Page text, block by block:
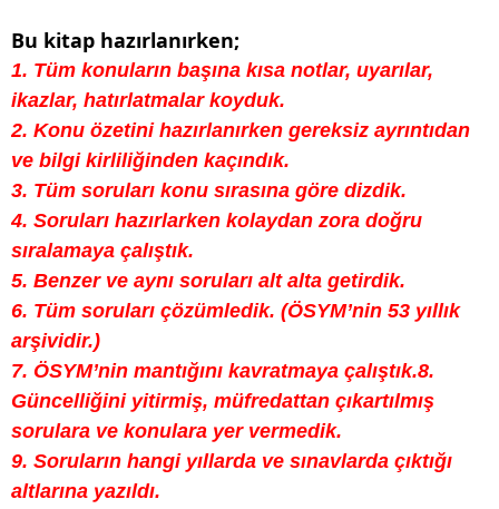
Bu kitap hazırlanırken;
1. Tüm konuların başına kısa notlar, uyarılar,
ikazlar, hatırlatmalar koyduk.
2. Konu özetini hazırlanırken gereksiz ayrıntıdan
ve bilgi kirliliğinden kaçındık.
3. Tüm soruları konu sırasına göre dizdik.
4. Soruları hazırlarken kolaydan zora doğru
sıralamaya çalıştık.
5. Benzer ve aynı soruları alt alta getirdik.
6. Tüm soruları çözümledik. (ÖSYM’nin 53 yıllık
arşividir.)
7. ÖSYM’nin mantığını kavratmaya çalıştık.8.
Güncelliğini yitirmiş, müfredattan çıkartılmış
sorulara ve konulara yer vermedik.
9. Soruların hangi yıllarda ve sınavlarda çıktığı
altlarına yazıldı.